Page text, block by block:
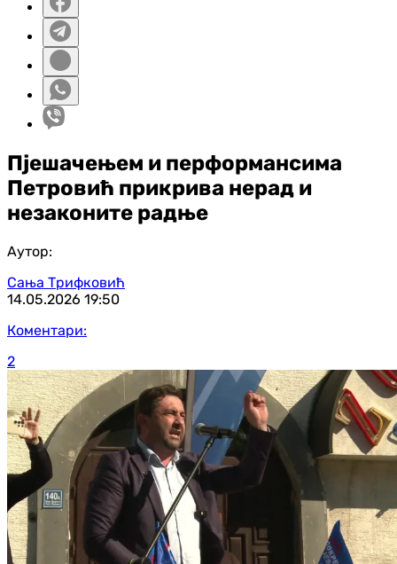
Пјешачењем и перформансима
Петровић прикрива нерад и
незаконите радње
Аутор:
Сања Трифковић
14.05.2026 19:50
Коментари:
2